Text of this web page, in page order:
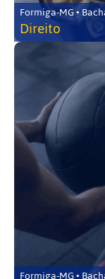
Formiga-MG •
Direito